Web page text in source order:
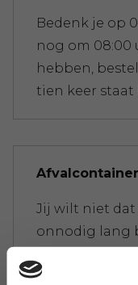
Bedenk je op
nog om 08:00
hebben,
tien keer staat
Jij wilt niet dat
onnodig lang
probeer dat